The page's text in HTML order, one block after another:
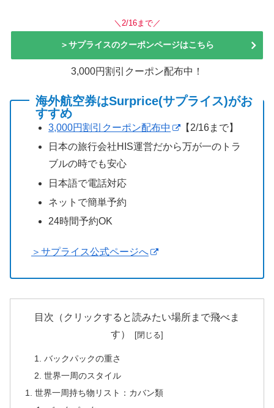
＼2/16まで／
＞サプライスのクーポンページはこちら
3,000円割引クーポン配布中！
海外航空券はSurprice(サプライス)がお
すすめ
3,000円割引クーポン配布中
【2/16まで】
日本の旅行会社HIS運営だから万が一のトラ
ブルの時でも安心
日本語で電話対応
ネットで簡単予約
24時間予約OK
＞サプライス公式ページへ
目次（クリックすると読みたい場所まで飛べま
す）
バックパックの重さ
世界一周のスタイル
世界一周持ち物リスト：カバン類